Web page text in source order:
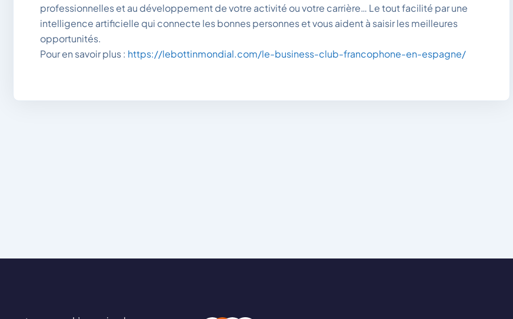
professionnelles et au développement de votre activité ou votre carrière… Le tout facilité par une
intelligence artificielle qui connecte les bonnes personnes et vous aident à saisir les meilleures
opportunités.
Pour en savoir plus : https://lebottinmondial.com/le-business-club-francophone-en-espagne/